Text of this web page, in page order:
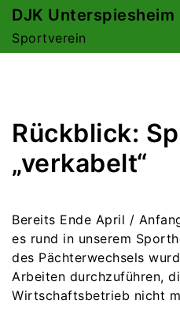
Zum
springen
DJK Unterspiesheim
Sportverein
Rückblick:
„verkabelt“
Bereits Ende April /
es rund in unserem
des Pächterwechsels
Arbeiten durchzuführen,
Wirtschaftsbetrieb nicht